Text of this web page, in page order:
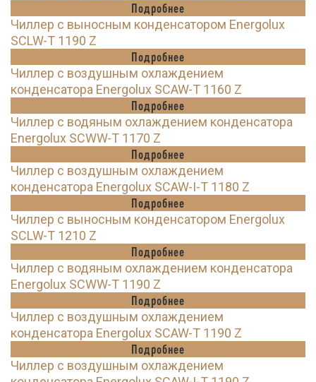
Подробнее
Чиллер с выносным конденсатором Energolux
SCLW-T 1190 Z
Подробнее
Чиллер с воздушным охлаждением
конденсатора Energolux SCAW-T 1160 Z
Подробнее
Чиллер с водяным охлаждением конденсатора
Energolux SCWW-T 1170 Z
Подробнее
Чиллер с воздушным охлаждением
конденсатора Energolux SCAW-I-T 1180 Z
Подробнее
Чиллер с выносным конденсатором Energolux
SCLW-T 1210 Z
Подробнее
Чиллер с водяным охлаждением конденсатора
Energolux SCWW-T 1190 Z
Подробнее
Чиллер с воздушным охлаждением
конденсатора Energolux SCAW-T 1190 Z
Подробнее
Чиллер с воздушным охлаждением